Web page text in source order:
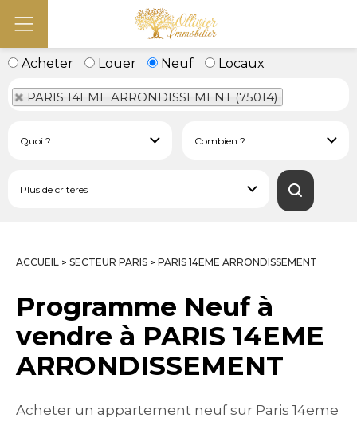
Acheter Louer Neuf Locaux
PARIS 14EME ARRONDISSEMENT (75014)
ACCUEIL > SECTEUR PARIS > PARIS 14EME ARRONDISSEMENT
Programme Neuf à
vendre à PARIS 14EME
ARRONDISSEMENT
Acheter un appartement neuf sur Paris 14eme